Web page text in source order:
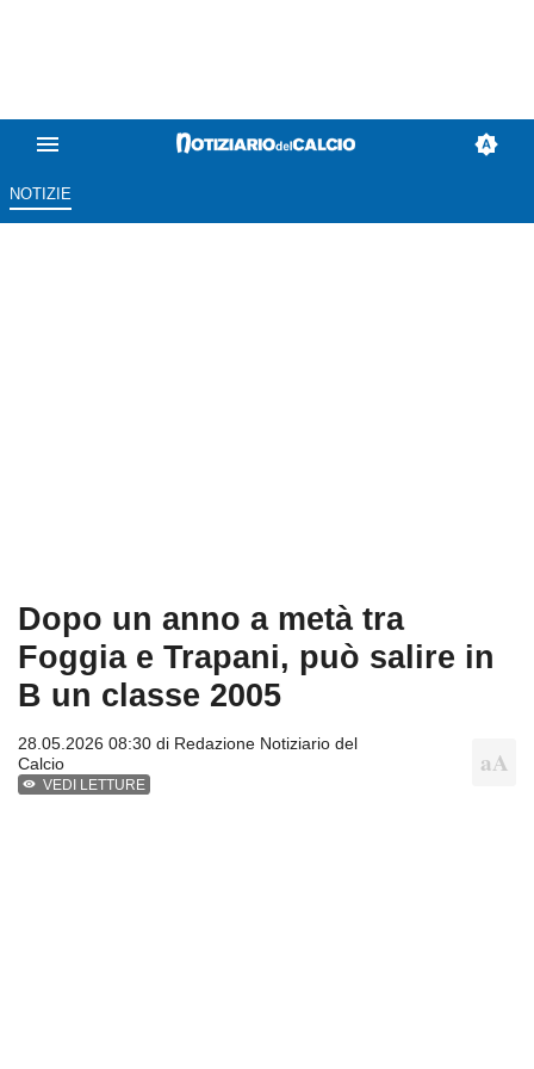
NOTIZIE
Dopo un anno a metà tra
Foggia e Trapani, può salire in
B un classe 2005
28.05.2026 08:30 di Redazione Notiziario del
Calcio
VEDI LETTURE